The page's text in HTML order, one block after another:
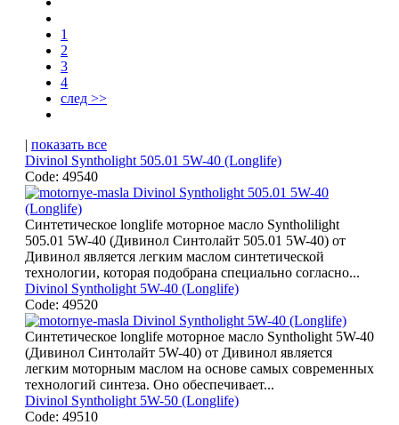
1
2
3
4
след >>
| показать все
Divinol Syntholight 505.01 5W-40 (Longlife)
Code: 49540
Синтетическое longlife моторное масло Syntholilight
505.01 5W-40 (Дивинол Синтолайт 505.01 5W-40) от
Дивинол является легким маслом синтетической
технологии, которая подобрана специально согласно...
Divinol Syntholight 5W-40 (Longlife)
Code: 49520
Синтетическое longlife моторное масло Syntholight 5W-40
(Дивинол Синтолайт 5W-40) от Дивинол является
легким моторным маслом на основе самых современных
технологий синтеза. Оно обеспечивает...
Divinol Syntholight 5W-50 (Longlife)
Code: 49510